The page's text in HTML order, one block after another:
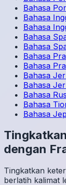
Bahasa
Bahasa
Bahasa
Bahasa
Bahasa
Bahasa
Bahasa
Bahasa
Bahasa
Bahasa
Bahasa
Bahasa
dengan
Tingkatkan
berlatih kalimat